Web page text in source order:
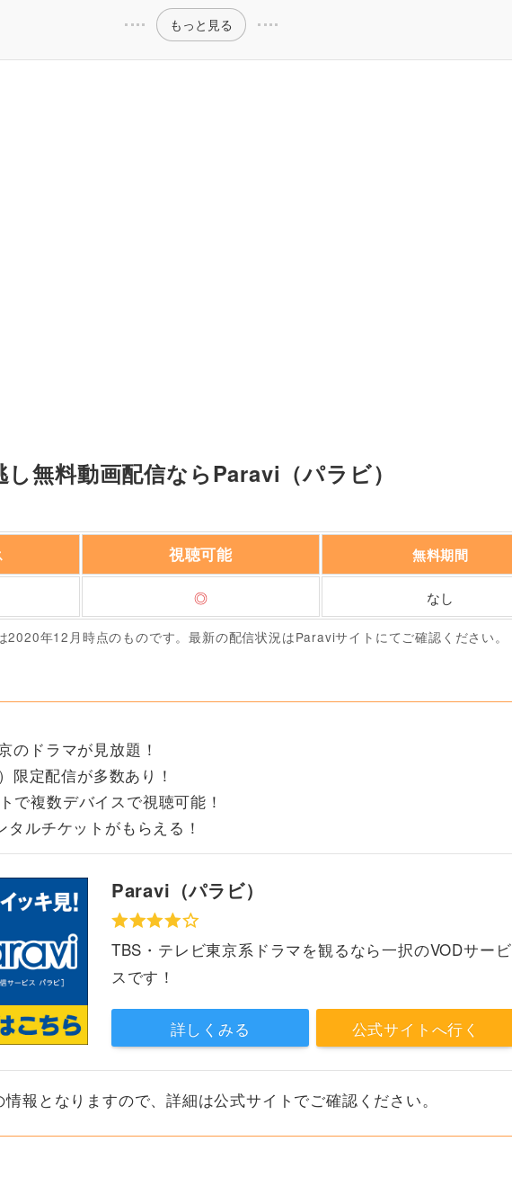
もっと見る
無料動画配信ならParavi（パラビ）
視聴可能 無料期間
◎ なし
2020年12月時点のものです。最新の配信状況はParaviサイトにてご確認ください。
のドラマが見放題！
限定配信が多数あり！
で複数デバイスで視聴可能！
タルチケットがもらえる！
Paravi（パラビ）
TBS・テレビ東京系ドラマを観るなら一択のVODサービ
スです！
詳しくみる 公式サイトへ行く
報となりますので、詳細は公式サイトでご確認ください。